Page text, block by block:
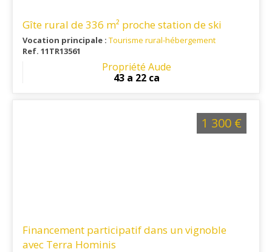
Gîte rural de 336 m² proche station de ski
Vocation principale : Tourisme rural-hébergement
Ref. 11TR13561
Propriété Aude
43 a 22 ca
Financement participatif dans un vignoble
avec Terra Hominis
1 300 €